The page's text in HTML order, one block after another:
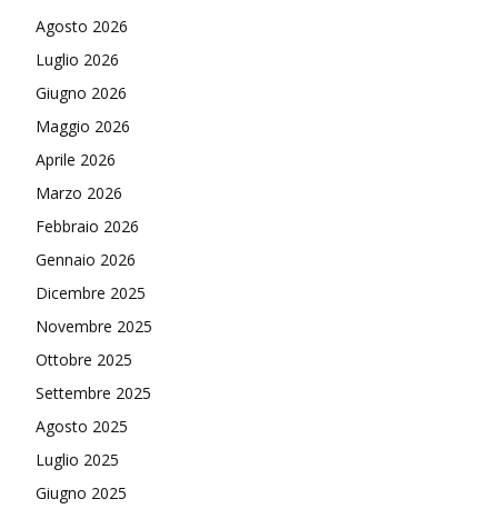
Agosto 2026
Luglio 2026
Giugno 2026
Maggio 2026
Aprile 2026
Marzo 2026
Febbraio 2026
Gennaio 2026
Dicembre 2025
Novembre 2025
Ottobre 2025
Settembre 2025
Agosto 2025
Luglio 2025
Giugno 2025